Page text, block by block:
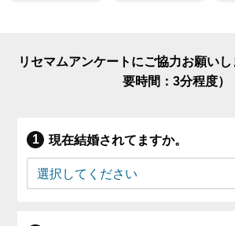
リセマムアンケートにご協力お願い
要時間：3分程度）
現在結婚されてますか。